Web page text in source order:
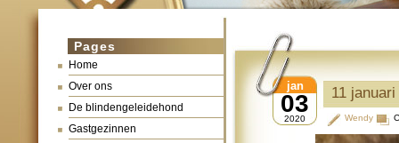
Pages
Home
Over ons
De blindengeleidehond
Gastgezinnen
11
03
jan
2020 Wendy